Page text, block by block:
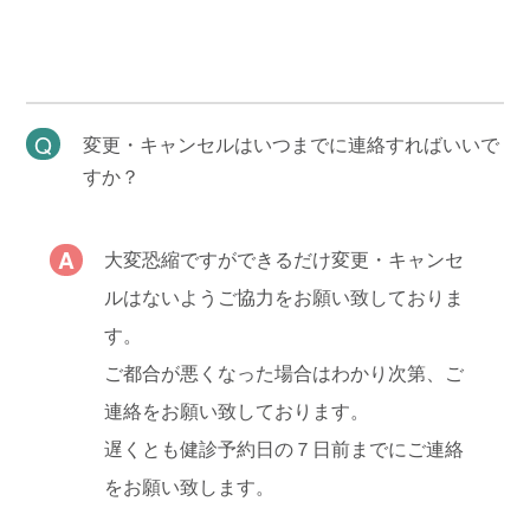
変更・キャンセルはいつまでに連絡すればいいで
すか？
大変恐縮ですができるだけ変更・キャンセ
ルはないようご協力をお願い致しておりま
す。
ご都合が悪くなった場合はわかり次第、ご
連絡をお願い致しております。
遅くとも健診予約日の７日前までにご連絡
をお願い致します。